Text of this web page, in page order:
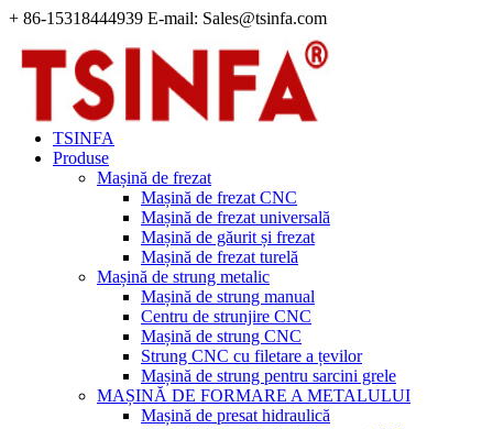
+ 86-15318444939 E-mail: Sales@tsinfa.com
TSINFA
Produse
Mașină de frezat
Mașină de frezat CNC
Mașină de frezat universală
Mașină de găurit și frezat
Mașină de frezat turelă
Mașină de strung metalic
Mașină de strung manual
Centru de strunjire CNC
Mașină de strung CNC
Strung CNC cu filetare a țevilor
Mașină de strung pentru sarcini grele
MAȘINĂ DE FORMARE A METALULUI
Mașină de presat hidraulică